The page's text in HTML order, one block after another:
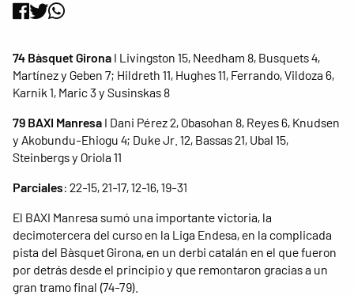
74 Bàsquet Girona I Livingston 15, Needham 8, Busquets 4,
Martínez y Geben 7; Hildreth 11, Hughes 11, Ferrando, Vildoza 6,
Karnik 1, Maric 3 y Susinskas 8
79 BAXI Manresa I Dani Pérez 2, Obasohan 8, Reyes 6, Knudsen
y Akobundu-Ehiogu 4; Duke Jr. 12, Bassas 21, Ubal 15,
Steinbergs y Oriola 11
Parciales: 22-15, 21-17, 12-16, 19-31
El BAXI Manresa sumó una importante victoria, la
decimotercera del curso en la Liga Endesa, en la complicada
pista del Bàsquet Girona, en un derbi catalán en el que fueron
por detrás desde el principio y que remontaron gracias a un
gran tramo final (74-79).